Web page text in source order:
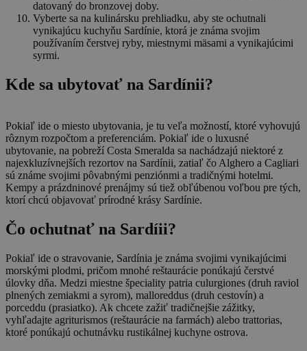
datovaný do bronzovej doby.
Vyberte sa na kulinársku prehliadku, aby ste ochutnali
vynikajúcu kuchyňu Sardínie, ktorá je známa svojim
používaním čerstvej ryby, miestnymi mäsami a vynikajúcimi
syrmi.
Kde sa ubytovať na Sardínii?
Pokiaľ ide o miesto ubytovania, je tu veľa možností, ktoré vyhovujú
rôznym rozpočtom a preferenciám. Pokiaľ ide o luxusné
ubytovanie, na pobreží Costa Smeralda sa nachádzajú niektoré z
najexkluzívnejších rezortov na Sardínii, zatiaľ čo Alghero a Cagliari
sú známe svojimi pôvabnými penziónmi a tradičnými hotelmi.
Kempy a prázdninové prenájmy sú tiež obľúbenou voľbou pre tých,
ktorí chcú objavovať prírodné krásy Sardínie.
Čo ochutnať na Sardíii?
Pokiaľ ide o stravovanie, Sardínia je známa svojimi vynikajúcimi
morskými plodmi, pričom mnohé reštaurácie ponúkajú čerstvé
úlovky dňa. Medzi miestne špeciality patria culurgiones (druh raviol
plnených zemiakmi a syrom), malloreddus (druh cestovín) a
porceddu (prasiatko). Ak chcete zažiť tradičnejšie zážitky,
vyhľadajte agriturismos (reštaurácie na farmách) alebo trattorias,
ktoré ponúkajú ochutnávku rustikálnej kuchyne ostrova.